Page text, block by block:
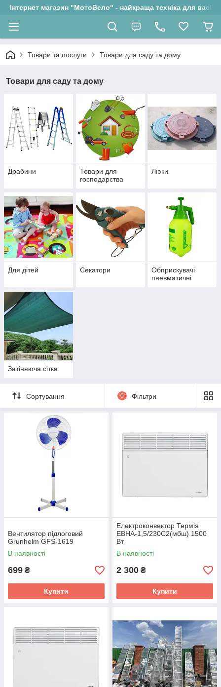
Інтернет магазин "МотоВело" - найкраща техніка для вас!
Товари та послуги Товари для саду та дому
Товари для саду та дому
Драбини
Товари для
господарства
Люки
Для дітей Секатори
Обприскувачі
пневматичні
Затіняюча сітка
Сортування 0 Фільтри
Вентилятор підлоговий
Grunhelm GFS-1619
В наявності
699 ₴
Купити
Електроконвектор Термія
ЕВНА-1,5/230С2(мбш) 1500
Вт
В наявності
2 300 ₴
Купити